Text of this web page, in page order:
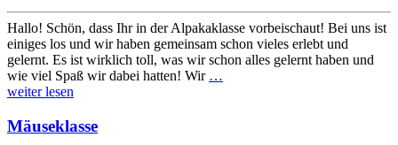
Hallo! Schön, dass Ihr in der Alpakaklasse vorbeischaut! Bei uns ist
einiges los und wir haben gemeinsam schon vieles erlebt und
gelernt. Es ist wirklich toll, was wir schon alles gelernt haben und
wie viel Spaß wir dabei hatten! Wir …
weiter lesen
Mäuseklasse